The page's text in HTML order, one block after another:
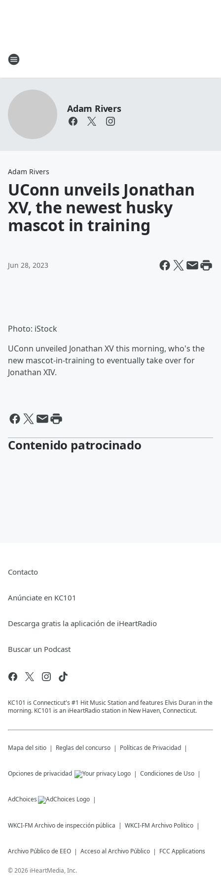
Adam Rivers
Adam Rivers
UConn unveils Jonathan
XV, the newest husky
mascot in training
Jun 28, 2023
Photo: iStock
UConn unveiled Jonathan XV this morning, who's the
new mascot-in-training to eventually take over for
Jonathan XIV.
Contenido patrocinado
Contacto
Anúnciate en KC101
Descarga gratis la aplicación de iHeartRadio
Buscar un Podcast
KC101 is Connecticut's #1 Hit Music Station and features Elvis Duran in the
morning. KC101 is an iHeartRadio station in New Haven, Connecticut.
Mapa del sitio Reglas del concurso Políticas de Privacidad
Opciones de privacidad Condiciones de Uso
AdChoices
WKCI-FM Archivo de inspección pública WKCI-FM Archivo Político
Archivo Público de EEO Acceso al Archivo Público FCC Applications
©2026 iHeartMedia, Inc.